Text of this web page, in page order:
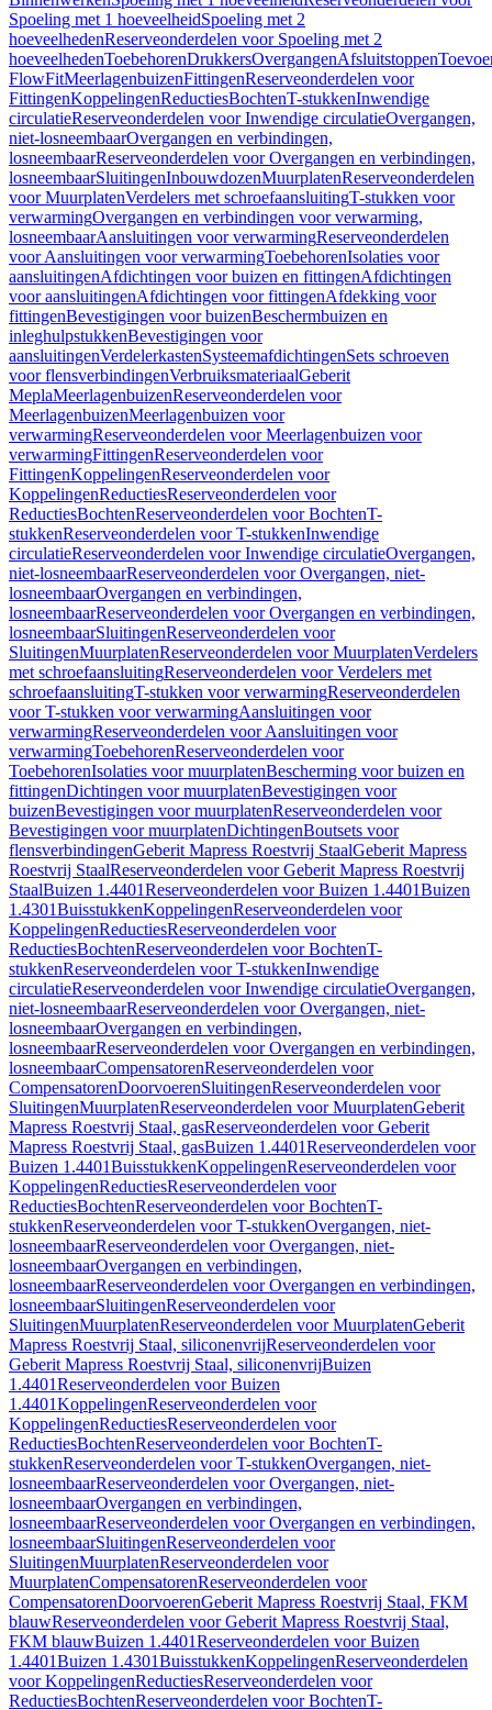
Spoeling met 1 hoeveelheidSpoeling met 2
hoeveelhedenReserveonderdelen voor Spoeling met 2
hoeveelhedenToebehorenDrukkersOvergangenAfsluitstoppen
FlowFitMeerlagenbuizenFittingenReserveonderdelen voor
FittingenKoppelingenReductiesBochtenT-stukkenInwendige
circulatieReserveonderdelen voor Inwendige circulatieOvergangen,
niet-losneembaarOvergangen en verbindingen,
losneembaarReserveonderdelen voor Overgangen en verbindingen,
losneembaarSluitingenInbouwdozenMuurplatenReserveonderdelen
voor MuurplatenVerdelers met schroefaansluitingT-stukken voor
verwarmingOvergangen en verbindingen voor verwarming,
losneembaarAansluitingen voor verwarmingReserveonderdelen
voor Aansluitingen voor verwarmingToebehorenIsolaties voor
aansluitingenAfdichtingen voor buizen en fittingenAfdichtingen
voor aansluitingenAfdichtingen voor fittingenAfdekking voor
fittingenBevestigingen voor buizenBeschermbuizen en
inleghulpstukkenBevestigingen voor
aansluitingenVerdelerkastenSysteemafdichtingenSets schroeven
voor flensverbindingenVerbruiksmateriaalGeberit
MeplaMeerlagenbuizenReserveonderdelen voor
MeerlagenbuizenMeerlagenbuizen voor
verwarmingReserveonderdelen voor Meerlagenbuizen voor
verwarmingFittingenReserveonderdelen voor
FittingenKoppelingenReserveonderdelen voor
KoppelingenReductiesReserveonderdelen voor
ReductiesBochtenReserveonderdelen voor BochtenT-
stukkenReserveonderdelen voor T-stukkenInwendige
circulatieReserveonderdelen voor Inwendige circulatieOvergangen,
niet-losneembaarReserveonderdelen voor Overgangen, niet-
losneembaarOvergangen en verbindingen,
losneembaarReserveonderdelen voor Overgangen en verbindingen,
losneembaarSluitingenReserveonderdelen voor
SluitingenMuurplatenReserveonderdelen voor MuurplatenVerdelers
met schroefaansluitingReserveonderdelen voor Verdelers met
schroefaansluitingT-stukken voor verwarmingReserveonderdelen
voor T-stukken voor verwarmingAansluitingen voor
verwarmingReserveonderdelen voor Aansluitingen voor
verwarmingToebehorenReserveonderdelen voor
ToebehorenIsolaties voor muurplatenBescherming voor buizen en
fittingenDichtingen voor muurplatenBevestigingen voor
buizenBevestigingen voor muurplatenReserveonderdelen voor
Bevestigingen voor muurplatenDichtingenBoutsets voor
flensverbindingenGeberit Mapress Roestvrij StaalGeberit Mapress
Roestvrij StaalReserveonderdelen voor Geberit Mapress Roestvrij
StaalBuizen 1.4401Reserveonderdelen voor Buizen 1.4401Buizen
1.4301BuisstukkenKoppelingenReserveonderdelen voor
KoppelingenReductiesReserveonderdelen voor
ReductiesBochtenReserveonderdelen voor BochtenT-
stukkenReserveonderdelen voor T-stukkenInwendige
circulatieReserveonderdelen voor Inwendige circulatieOvergangen,
niet-losneembaarReserveonderdelen voor Overgangen, niet-
losneembaarOvergangen en verbindingen,
losneembaarReserveonderdelen voor Overgangen en verbindingen,
losneembaarCompensatorenReserveonderdelen voor
CompensatorenDoorvoerenSluitingenReserveonderdelen voor
SluitingenMuurplatenReserveonderdelen voor MuurplatenGeberit
Mapress Roestvrij Staal, gasReserveonderdelen voor Geberit
Mapress Roestvrij Staal, gasBuizen 1.4401Reserveonderdelen voor
Buizen 1.4401BuisstukkenKoppelingenReserveonderdelen voor
KoppelingenReductiesReserveonderdelen voor
ReductiesBochtenReserveonderdelen voor BochtenT-
stukkenReserveonderdelen voor T-stukkenOvergangen, niet-
losneembaarReserveonderdelen voor Overgangen, niet-
losneembaarOvergangen en verbindingen,
losneembaarReserveonderdelen voor Overgangen en verbindingen,
losneembaarSluitingenReserveonderdelen voor
SluitingenMuurplatenReserveonderdelen voor MuurplatenGeberit
Mapress Roestvrij Staal, siliconenvrijReserveonderdelen voor
Geberit Mapress Roestvrij Staal, siliconenvrijBuizen
1.4401Reserveonderdelen voor Buizen
1.4401KoppelingenReserveonderdelen voor
KoppelingenReductiesReserveonderdelen voor
ReductiesBochtenReserveonderdelen voor BochtenT-
stukkenReserveonderdelen voor T-stukkenOvergangen, niet-
losneembaarReserveonderdelen voor Overgangen, niet-
losneembaarOvergangen en verbindingen,
losneembaarReserveonderdelen voor Overgangen en verbindingen,
losneembaarSluitingenReserveonderdelen voor
SluitingenMuurplatenReserveonderdelen voor
MuurplatenCompensatorenReserveonderdelen voor
CompensatorenDoorvoerenGeberit Mapress Roestvrij Staal, FKM
blauwReserveonderdelen voor Geberit Mapress Roestvrij Staal,
FKM blauwBuizen 1.4401Reserveonderdelen voor Buizen
1.4401Buizen 1.4301BuisstukkenKoppelingenReserveonderdelen
voor KoppelingenReductiesReserveonderdelen voor
ReductiesBochtenReserveonderdelen voor BochtenT-